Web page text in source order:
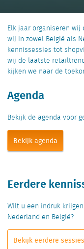
Elk jaar organiseren
wij in zowel België als
kennissessies tot
wij de laatste
kijken we naar de
Agenda
Bekijk de agenda voor
Bekijk agenda
Eerdere
Wilt u een indruk
Nederland en België?
Bekijk eerdere sessies